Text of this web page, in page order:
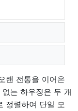
랜 전통을 이어온
는 하우징은 두 개
정렬하여 단일 모